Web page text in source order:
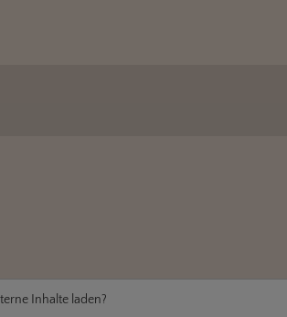
Inhalte laden?